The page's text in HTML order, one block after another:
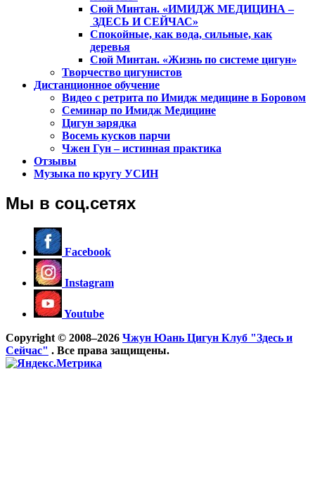
Сюй Минтан. «ИМИДЖ МЕДИЦИНА –
ЗДЕСЬ И СЕЙЧАС»
Спокойные, как вода, сильные, как
деревья
Сюй Минтан. «Жизнь по системе цигун»
Творчество цигунистов
Дистанционное обучение
Видео с ретрита по Имидж медицине в Боровом
Семинар по Имидж Медицине
Цигун зарядка
Восемь кусков парчи
Чжен Гун – истинная практика
Отзывы
Музыка по кругу УСИН
Мы в соц.сетях
Facebook
Instagram
Youtube
Copyright © 2008–2026 Чжун Юань Цигун Клуб "Здесь и
Сейчас" . Все права защищены.